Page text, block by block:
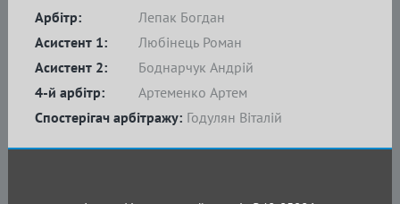
Арбітр:
Лепак Богдан
Асистент 1:
Любінець Роман
Асистент 2:
Боднарчук Андрій
4-й арбітр:
Артеменко Артем
Спостерігач арбітражу: Годулян Віталій